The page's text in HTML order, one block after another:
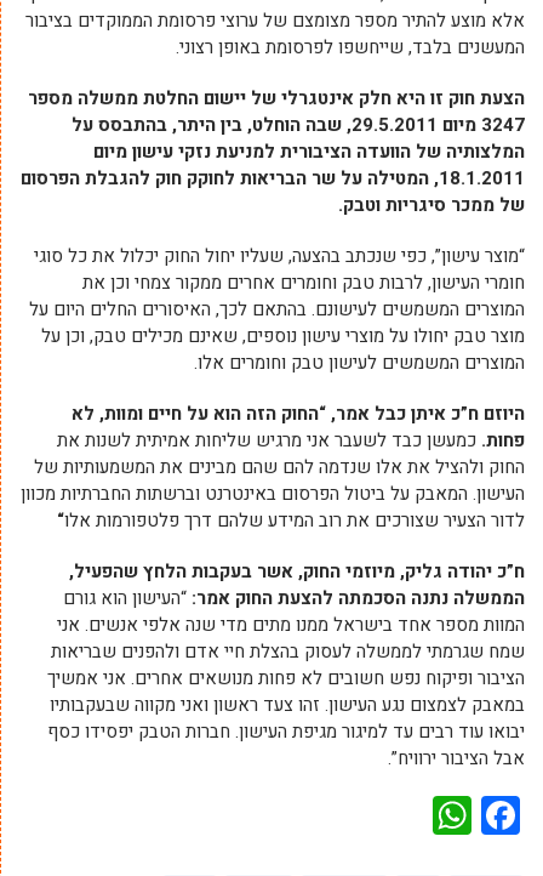
אלא מוצע להתיר מספר מצומצם של ערוצי פרסומת הממוקדים בציבור
המעשנים בלבד, שייחשפו לפרסומת באופן רצוני.
הצעת חוק זו היא חלק אינטגרלי של יישום החלטת ממשלה מספר
3247 מיום 29.5.2011, שבה הוחלט, בין היתר, בהתבסס על
המלצותיה של הוועדה הציבורית למניעת נזקי עישון מיום
18.1.2011, המטילה על שר הבריאות לחוקק חוק להגבלת הפרסום
של ממכר סיגריות וטבק.
“מוצר עישון”, כפי שנכתב בהצעה, שעליו יחול החוק יכלול את כל סוגי
חומרי העישון, לרבות טבק וחומרים אחרים ממקור צמחי וכן את
המוצרים המשמשים לעישונם. בהתאם לכך, האיסורים החלים היום על
מוצר טבק יחולו על מוצרי עישון נוספים, שאינם מכילים טבק, וכן על
המוצרים המשמשים לעישון טבק וחומרים אלו.
היוזם ח”כ איתן כבל אמר, “החוק הזה הוא על חיים ומוות, לא
פחות. כמעשן כבד לשעבר אני מרגיש שליחות אמיתית לשנות את
החוק ולהציל את אלו שנדמה להם שהם מבינים את המשמעותיות של
העישון. המאבק על ביטול הפרסום באינטרנט וברשתות החברתיות מכוון
לדור הצעיר שצורכים את רוב המידע שלהם דרך פלטפורמות אלו“
ח”כ יהודה גליק, מיוזמי החוק, אשר בעקבות הלחץ שהפעיל,
הממשלה נתנה הסכמתה להצעת החוק אמר: “העישון הוא גורם
המוות מספר אחד בישראל ממנו מתים מדי שנה אלפי אנשים. אני
שמח שגרמתי לממשלה לעסוק בהצלת חיי אדם ולהפנים שבריאות
הציבור ופיקוח נפש חשובים לא פחות מנושאים אחרים. אני אמשיך
במאבק לצמצום נגע העישון. זהו צעד ראשון ואני מקווה שבעקבותיו
יבואו עוד רבים עד למיגור מגיפת העישון. חברות הטבק יפסידו כסף
אבל הציבור ירוויח”.
Facebook